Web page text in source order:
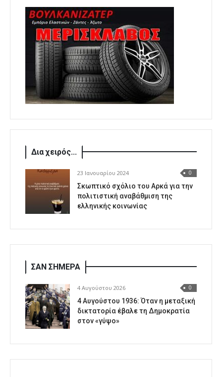
Δια χειρός...
23 Ιανουαρίου 2024 0
Σκωπτικό σχόλιο του Αρκά για την
πολιτιστική αναβάθμιση της
ελληνικής κοινωνίας
ΣΑΝ ΣΗΜΕΡΑ
4 Αυγούστου 2026 0
4 Αυγούστου 1936: Όταν η μεταξική
δικτατορία έβαλε τη Δημοκρατία
στον «γύψο»